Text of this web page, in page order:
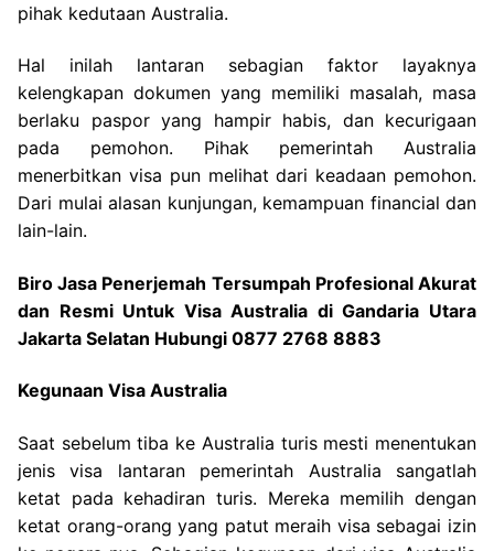
pihak kedutaan Australia.
Hal inilah lantaran sebagian faktor layaknya
kelengkapan dokumen yang memiliki masalah, masa
berlaku paspor yang hampir habis, dan kecurigaan
pada pemohon. Pihak pemerintah Australia
menerbitkan visa pun melihat dari keadaan pemohon.
Dari mulai alasan kunjungan, kemampuan financial dan
lain-lain.
Biro Jasa Penerjemah Tersumpah Profesional Akurat
dan Resmi Untuk Visa Australia di Gandaria Utara
Jakarta Selatan Hubungi 0877 2768 8883
Kegunaan Visa Australia
Saat sebelum tiba ke Australia turis mesti menentukan
jenis visa lantaran pemerintah Australia sangatlah
ketat pada kehadiran turis. Mereka memilih dengan
ketat orang-orang yang patut meraih visa sebagai izin